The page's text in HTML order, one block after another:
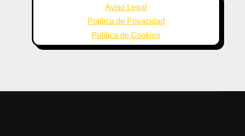
Aviso Legal
Política de Privacidad
Política de Cookies